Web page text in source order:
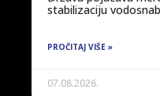
stabilizaciju
PROČITAJ VIŠE »
07.08.2026.